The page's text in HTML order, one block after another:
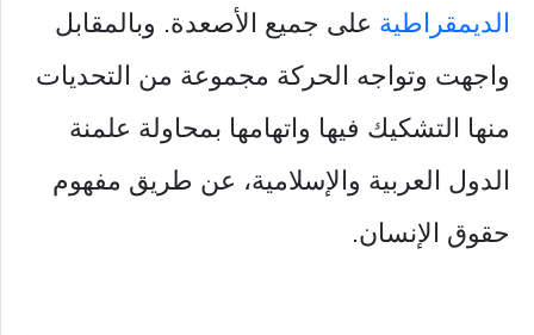
الديمقراطية على جميع الأصعدة. وبالمقابل
واجهت وتواجه الحركة مجموعة من التحديات
منها التشكيك فيها واتهامها بمحاولة علمنة
الدول العربية والإسلامية، عن طريق مفهوم
حقوق الإنسان.